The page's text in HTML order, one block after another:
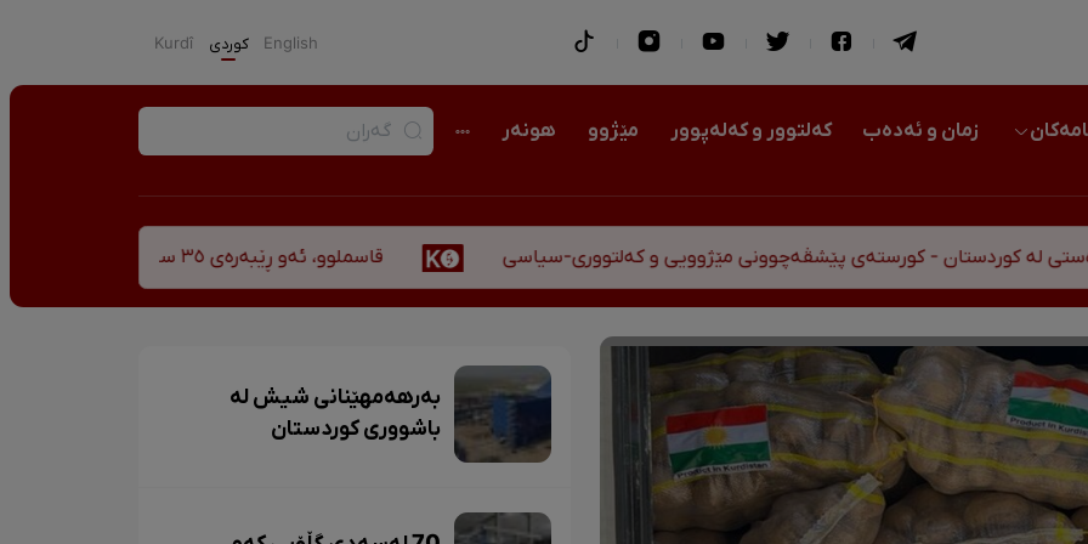
English كوردی Kurdî
زمان و ئەدەب کەلتوور و کەلەپوور مێژوو هونەر
- کورستەی پێشڤەچوونی مێژوویی و کەلتووری-سیاسی قاسملوو، ئەو ڕێبەرەی ٣٥ ساڵ پاش شەهید بوونیشی ڕێبازەکەی هەر زیندووە
بەرهەمهێنانی شیش لە
باشووری کوردستان